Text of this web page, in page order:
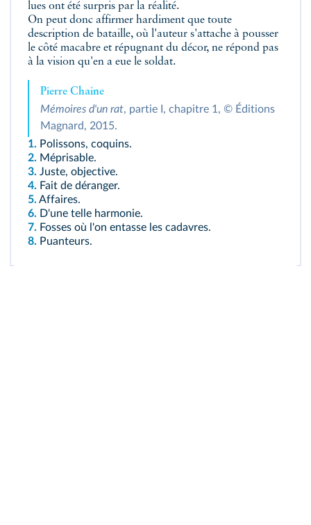
lues ont été surpris par la réalité.
On peut donc affirmer hardiment que toute
description de bataille, où l'auteur s'attache à pousser
le côté macabre et répugnant du décor, ne répond pas
à la vision qu'en a eue le soldat.
Pierre Chaine
Mémoires d'un rat, partie I, chapitre 1, © Éditions
Magnard, 2015.
1. Polissons, coquins.
2. Méprisable.
3. Juste, objective.
4. Fait de déranger.
5. Affaires.
6. D'une telle harmonie.
7. Fosses où l'on entasse les cadavres.
8. Puanteurs.